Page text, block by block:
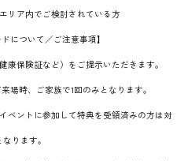
リア内でご検討されている方
について／ご注意事項】
康保険証など） をご提示いただきます。
場時、ご家族で1回のみとなります。
ベントに参加して特典を受領済みの方は対
ります。